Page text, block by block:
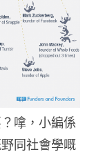
嗱，小編係
同社會學嘅